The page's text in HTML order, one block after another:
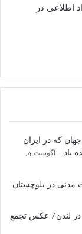
اطلاعی در
که در ایران
یاد
آگوست 4,
مدنی در بلوچستان
در لندن/ عکس تجمع